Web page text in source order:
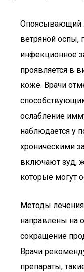
Опоясывающий
ветряной оспы,
инфекционное
проявляется в
коже. Врачи
ослабление
наблюдается у
хроническими
включают зуд,
которые могут
Методы
направлены на
сокращение
Врачи
препараты,